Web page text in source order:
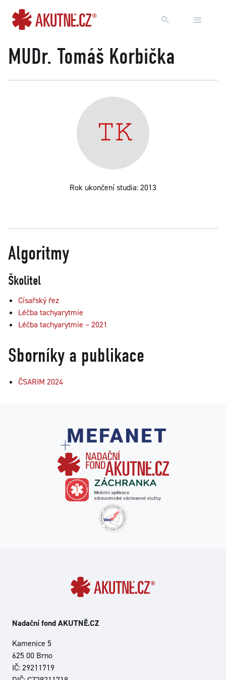
MUDr. Tomáš Korbička
Rok ukončení studia: 2013
Algoritmy
Školitel
Císařský řez
Léčba tachyarytmie
Léčba tachyarytmie – 2021
Sborníky a publikace
ČSARIM 2024
Nadační fond AKUTNĚ.CZ
Kamenice 5
625 00 Brno
IČ: 29211719